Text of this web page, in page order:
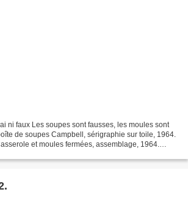
ni faux Les soupes sont fausses, les moules sont
de soupes Campbell, sérigraphie sur toile, 1964.
et moules fermées, assemblage, 1964.